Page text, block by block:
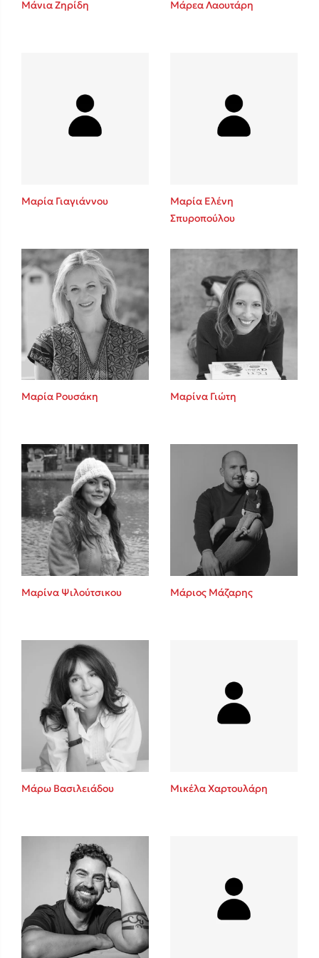
Playlist
Στέφανος Ξενάκης
Το λεξικό της ζωής σου
Κώστας Κρομμύδας
Το λιμάνι μου είσαι εσύ
Ιωάννης Γλωσσόπουλος
Ένας γίγαντας στο σχολείο
Πάνω, κάτω, μπροστά, πίσω
Mel Robbins
Η μέθοδος Αφήστε τους
Δημοφιλείς Συγγραφείς
Φυστίκι ΠουΚυλάει
Παύλος Καστανάς
Μάνια Ζηρίδη Μάρεα Λαουτάρη
Μαρία Γιαγιάννου
Μαρία Ελένη
Σπυροπούλου
Μαρία Ρουσάκη Μαρίνα Γιώτη
Μαρίνα Ψιλούτσικου Μάριος Μάζαρης
Μάρω Βασιλειάδου Μικέλα Χαρτουλάρη